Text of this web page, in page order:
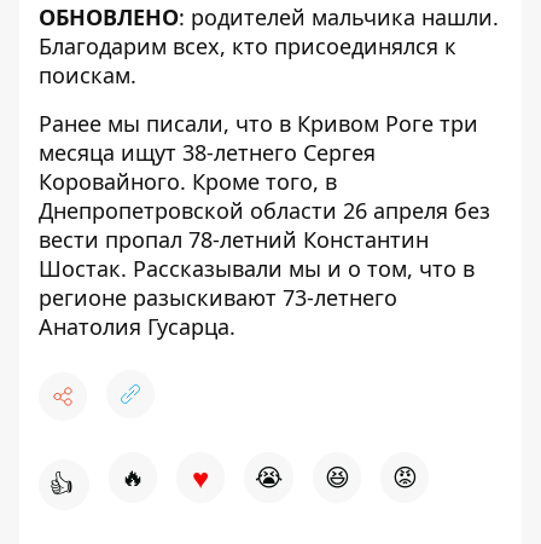
ОБНОВЛЕНО: родителей мальчика нашли.
Благодарим всех, кто присоединялся к
поискам.
Ранее мы писали, что в Кривом Роге три
месяца ищут 38-летнего Сергея
Коровайного. Кроме того, в
Днепропетровской области 26 апреля без
вести пропал 78-летний Константин
Шостак. Рассказывали мы и о том, что в
регионе разыскивают 73-летнего
Анатолия Гусарца.
👍 🔥 ♥ 😭 😆 😡